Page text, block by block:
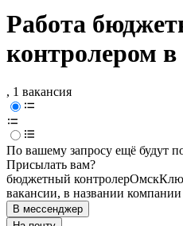
Работа
контролером
, 1 вакансия
По вашему запросу ещё будут
Присылать вам?
бюджетный контролерОмск
вакансии, в названии
В мессенджер